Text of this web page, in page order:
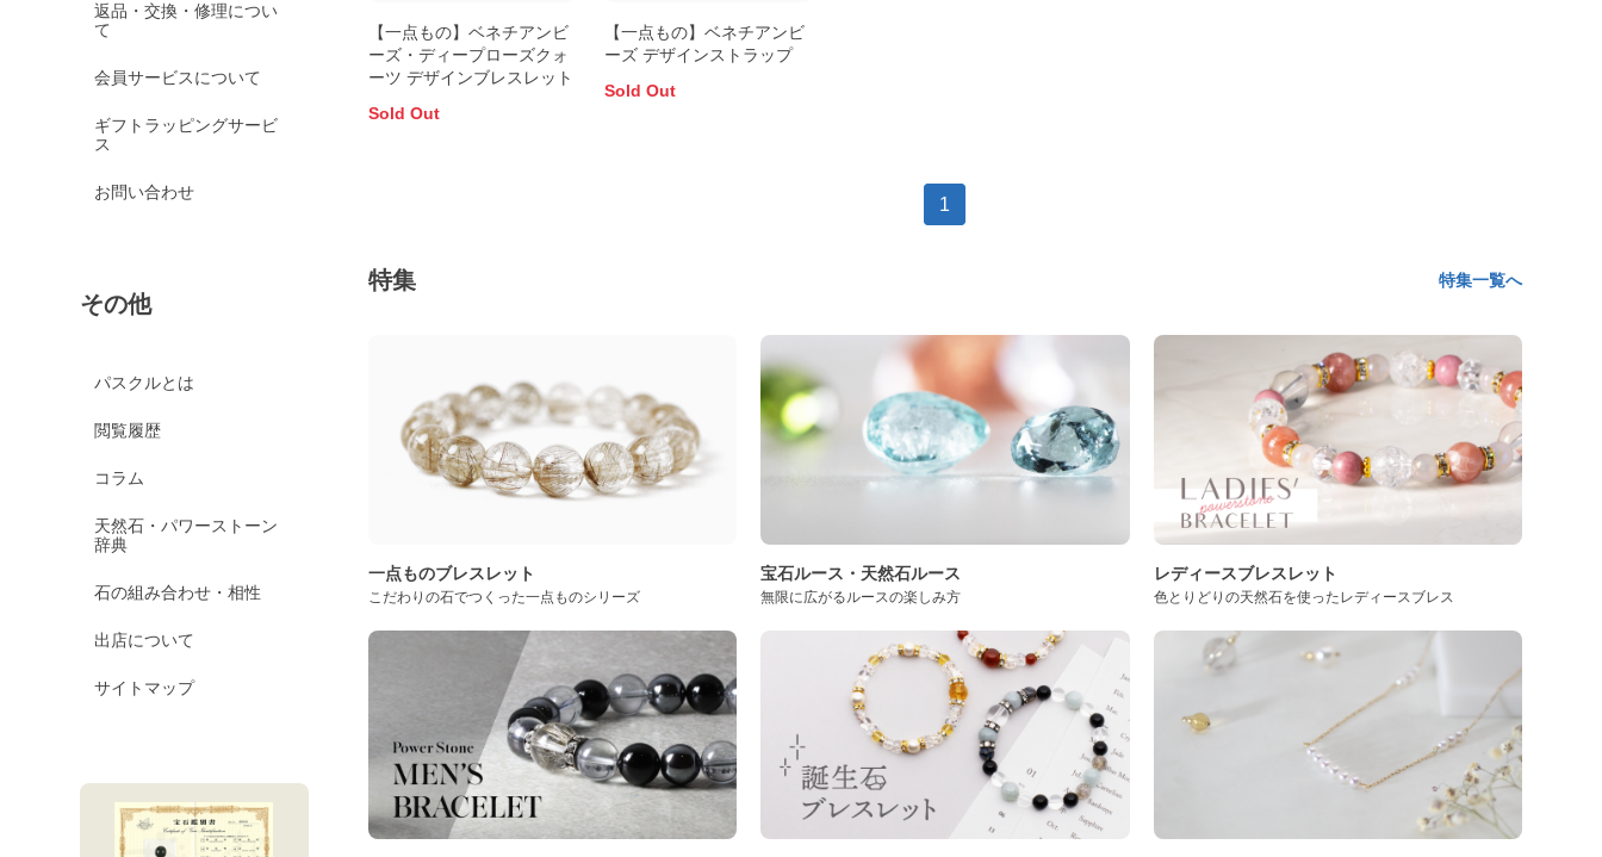
返品・交換・修理につい
て
会員サービスについて
ギフトラッピングサービ
ス
お問い合わせ
その他
パスクルとは
閲覧履歴
コラム
天然石・パワーストーン
辞典
石の組み合わせ・相性
出店について
サイトマップ
【一点もの】ベネチアンビ
ーズ・ディープローズクォ
ーツ デザインブレスレット
Sold Out
【一点もの】ベネチアンビ
ーズ デザインストラップ
Sold Out
1
特集 特集一覧へ
一点ものブレスレット
こだわりの石でつくった一点ものシリーズ
宝石ルース・天然石ルース
無限に広がるルースの楽しみ方
レディースブレスレット
色とりどりの天然石を使ったレディースブレス